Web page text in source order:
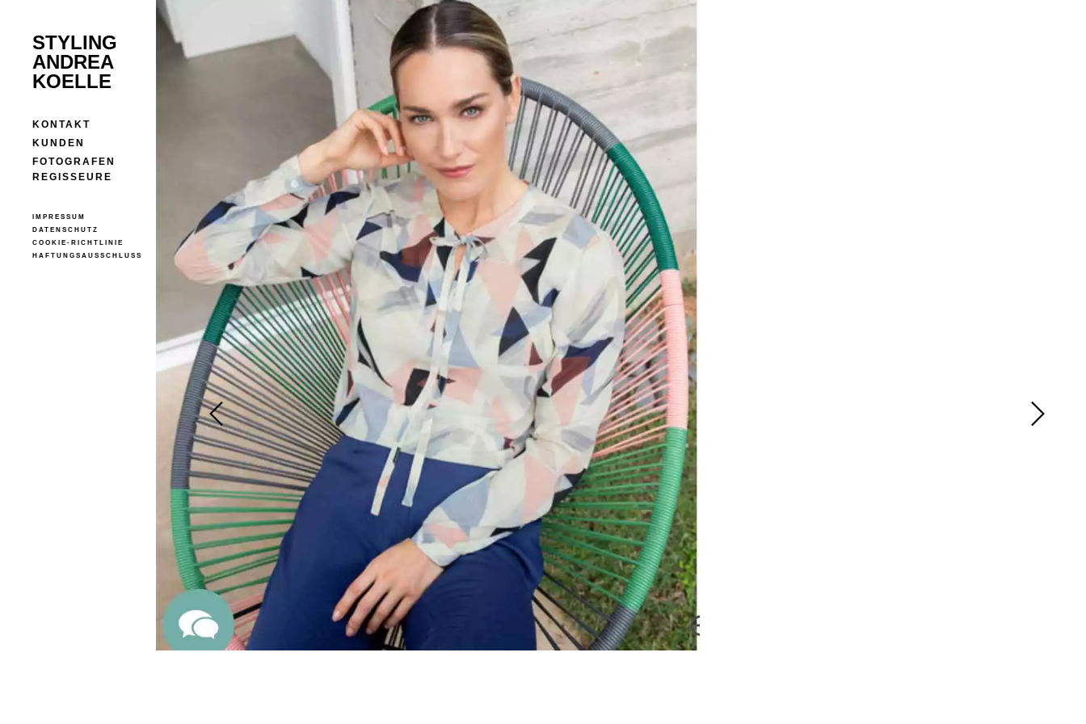
STYLING
ANDREA
KOELLE
KONTAKT
KUNDEN
FOTOGRAFEN
REGISSEURE
IMPRESSUM
DATENSCHUTZ
COOKIE-RICHTLINIE
HAFTUNGSAUSSCHLUSS